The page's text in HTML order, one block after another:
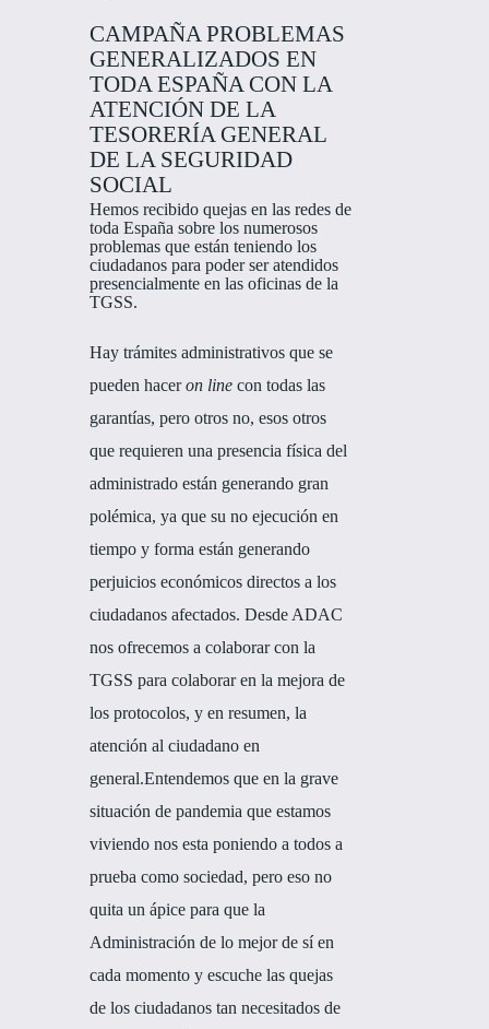
CAMPAÑA PROBLEMAS
GENERALIZADOS EN
TODA ESPAÑA CON LA
ATENCIÓN DE LA
TESORERÍA GENERAL
DE LA SEGURIDAD
SOCIAL
Hemos recibido quejas en las redes de
toda España sobre los numerosos
problemas que están teniendo los
ciudadanos para poder ser atendidos
presencialmente en las oficinas de la
TGSS.
Hay trámites administrativos que se
pueden hacer on line con todas las
garantías, pero otros no, esos otros
que requieren una presencia física del
administrado están generando gran
polémica, ya que su no ejecución en
tiempo y forma están generando
perjuicios económicos directos a los
ciudadanos afectados.Desde ADAC
nos ofrecemos a colaborar con la
TGSS para colaborar en la mejora de
los protocolos, y en resumen, la
atención al ciudadano en
general.Entendemos que en la grave
situación de pandemia que estamos
viviendo nos esta poniendo a todos a
prueba como sociedad, pero eso no
quita un ápice para que la
Administración de lo mejor de sí en
cada momento y escuche las quejas
de los ciudadanos tan necesitados de